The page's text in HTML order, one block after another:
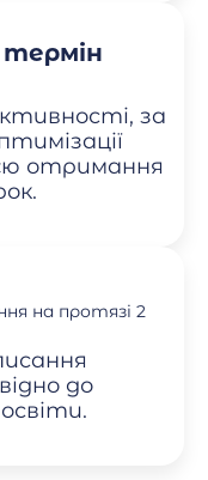
за
отримання
на протязі 2
до